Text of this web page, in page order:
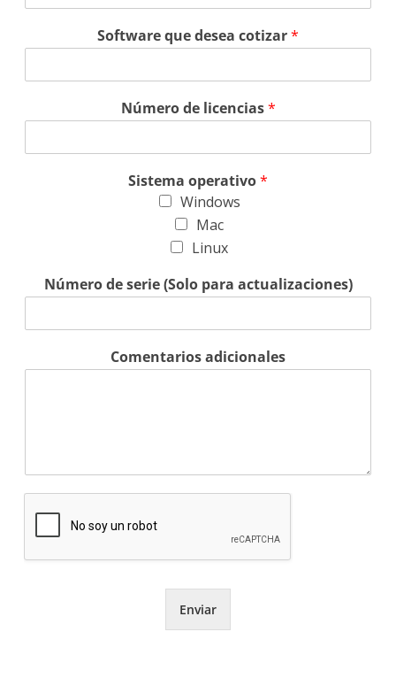
Software que desea cotizar*
Número de licencias*
Sistema operativo*
Windows
Mac
Linux
Número de serie (Solo para actualizaciones)
Comentarios adicionales
Enviar